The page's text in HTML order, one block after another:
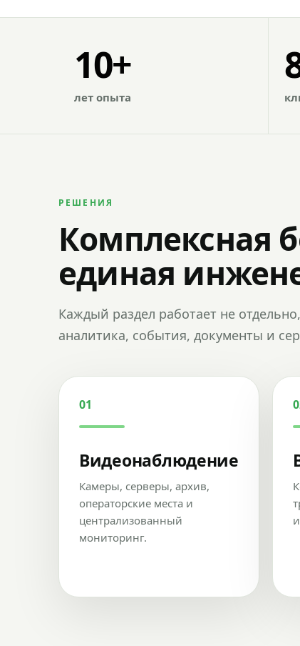
10+
лет опыта
РЕШЕНИЯ
Комплексная
единая
Каждый раздел работает не
аналитика, события, документы и
01
Видеонаблюдение
Камеры, серверы, архив,
операторские места и
централизованный
мониторинг.